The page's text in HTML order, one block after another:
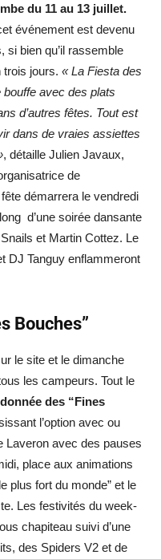
du 11 au 13 juillet.
événement est devenu
si bien qu’il rassemble
trois jours. « La Fiesta des
avec des plats
d’autres fêtes. Tout est
dans de vraies assiettes
, détaille Julien Javaux,
de
fête démarrera le vendredi
d’une soirée dansante
et Martin Cottez. Le
DJ Tanguy enflammeront
Bouches”
le site et le dimanche
les campeurs. Tout le
des “Fines
l’option avec ou
Laveron avec des pauses
place aux animations
plus fort du monde” et le
Les festivités du week-
chapiteau suivi d’une
des Spiders V2 et de